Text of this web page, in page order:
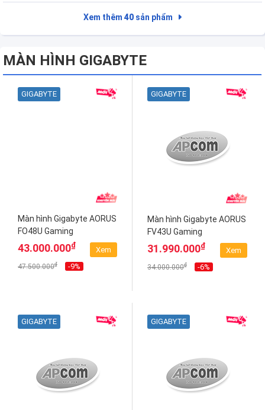
Xem thêm 40 sản phẩm
MÀN HÌNH GIGABYTE
GIGABYTE
Màn hình Gigabyte AORUS
FO48U Gaming
43.000.000₫
47.500.000₫ -9%
Xem
GIGABYTE
Màn hình Gigabyte AORUS
FV43U Gaming
31.990.000₫
34.000.000₫ -6%
Xem
GIGABYTE GIGABYTE